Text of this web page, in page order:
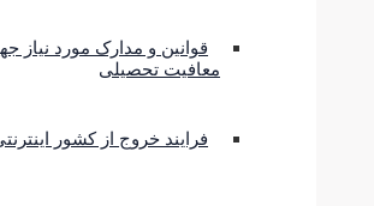
قوانین و مدارک مورد نیاز جهت
معافیت تحصیلی
فرایند خروج از کشور اینترنتی